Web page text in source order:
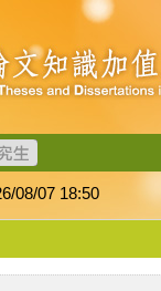
08/07 18:50